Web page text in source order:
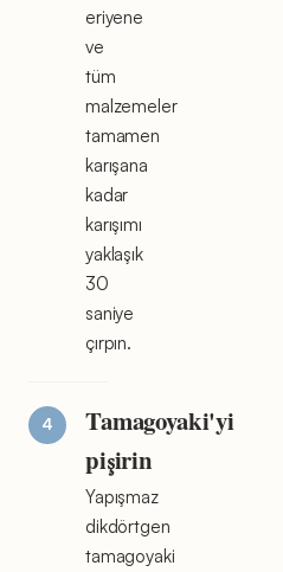
eriyene
ve
tüm
malzemeler
tamamen
karışana
kadar
karışımı
yaklaşık
30
saniye
çırpın.
Tamagoyaki'yi
pişirin
Yapışmaz
dikdörtgen
tamagoyaki